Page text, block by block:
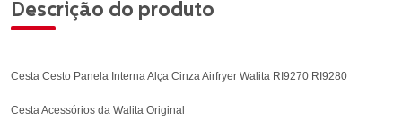
Descrição do produto
Cesta Cesto Panela Interna Alça Cinza Airfryer Walita RI9270 RI9280
Cesta Acessórios da Walita Original